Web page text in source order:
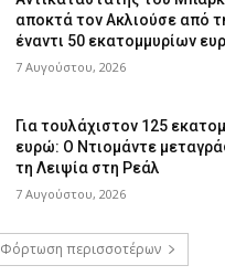
αποκτά τον Ακλιούσε από
έναντι 50 εκατομμυρίων
7 Αυγούστου, 2026
Για τουλάχιστον 125
ευρώ: Ο Ντιομάντε
τη Λειψία στη Ρεάλ
7 Αυγούστου, 2026
Φόρτωση περισσοτέρων